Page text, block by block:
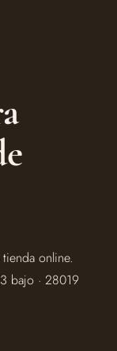
online.
bajo · 28019